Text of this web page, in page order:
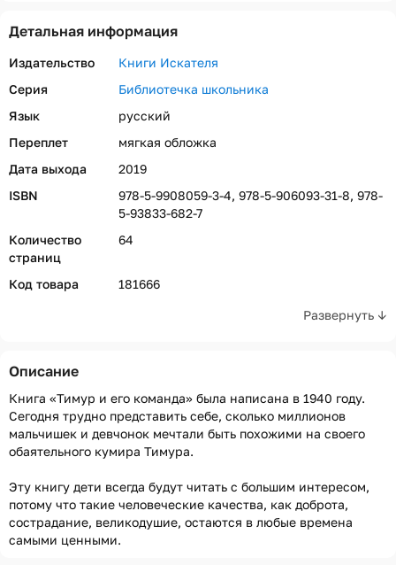
Детальная информация
Развернуть ↓
Издательство
Книги Искателя
Серия
Библиотечка школьника
Язык
русский
Переплет
мягкая обложка
Дата выхода
2019
ISBN
978-5-9908059-3-4, 978-5-906093-31-8, 978-
5-93833-682-7
Количество
страниц
64
Код товара 181666
Описание
Книга «Тимур и его команда» была написана в 1940 году.
Сегодня трудно представить себе, сколько миллионов
мальчишек и девчонок мечтали быть похожими на своего
обаятельного кумира Тимура.
Эту книгу дети всегда будут читать с большим интересом,
потому что такие человеческие качества, как доброта,
сострадание, великодушие, остаются в любые времена
самыми ценными.